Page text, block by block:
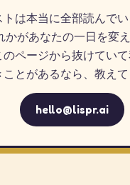
トは本当に全部読んでい
があなたの一日を変
のページから抜けてい
ことがあるなら、教えて
hello@lispr.ai